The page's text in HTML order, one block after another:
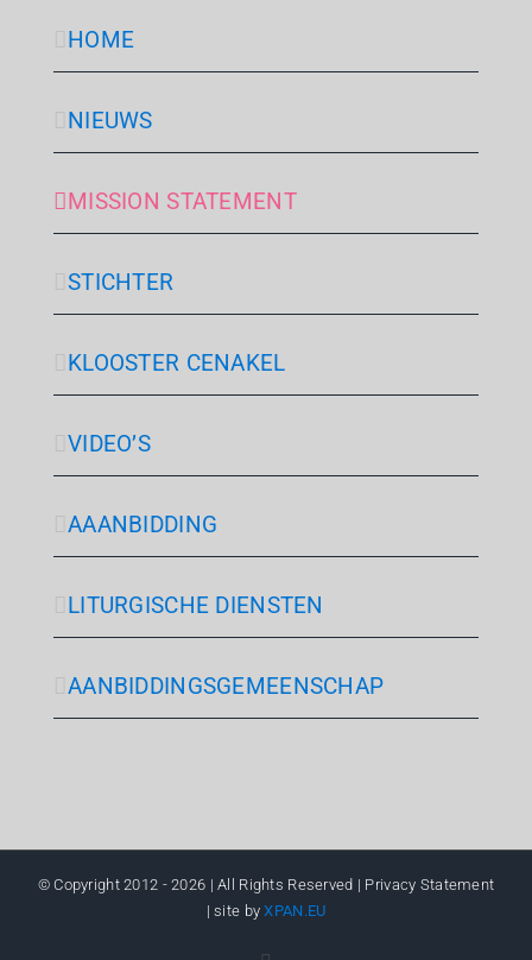
HOME
NIEUWS
MISSION STATEMENT
STICHTER
KLOOSTER CENAKEL
VIDEO’S
AAANBIDDING
LITURGISCHE DIENSTEN
AANBIDDINGSGEMEENSCHAP
© Copyright 2012 -2026 | All Rights Reserved | Privacy Statement
| site byXPAN.EU